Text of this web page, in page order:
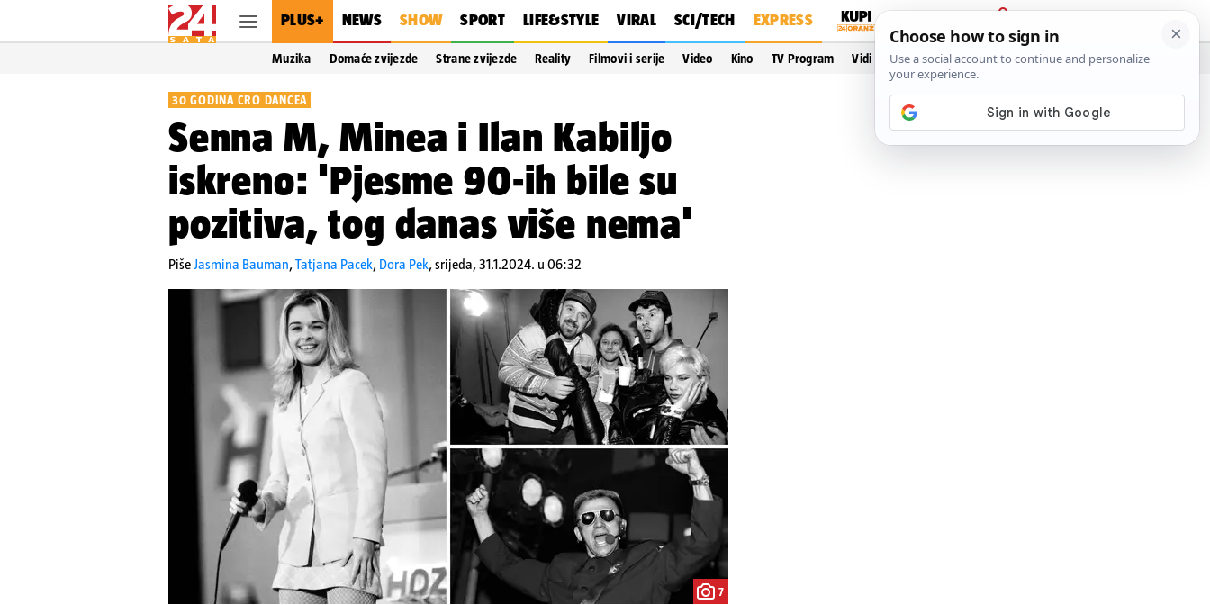
PLUS+ NEWS SHOW SPORT LIFE&STYLE VIRAL SCI/TECH EXPRESS
PRIJAVA
Muzika Domaće zvijezde Strane zvijezde Reality Filmovi i serije Video Kino TV Program Vidi još…
30 GODINA CRO DANCEA
Senna M, Minea i Ilan Kabiljo
iskreno: 'Pjesme 90-ih bile su
pozitiva, tog danas više nema'
PišeJasmina Bauman,Tatjana Pacek, Dora Pek,srijeda, 31.1.2024. u 06:32
7